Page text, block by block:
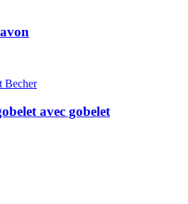
avec gobelet